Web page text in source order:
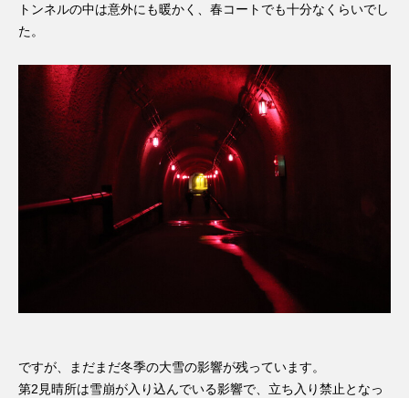
トンネルの中は意外にも暖かく、春コートでも十分なくらいでし
た。
ですが、まだまだ冬季の大雪の影響が残っています。
第2見晴所は雪崩が入り込んでいる影響で、立ち入り禁止となっ